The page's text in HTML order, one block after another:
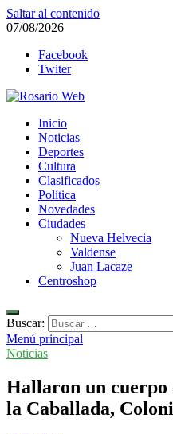
Saltar al contenido
07/08/2026
Facebook
Twiter
Rosario Web
Todas la noticias de Rosario y la
Inicio
Noticias
Deportes
Cultura
Clasificados
Política
Novedades
Ciudades
Nueva Helvecia
Valdense
Juan Lacaze
Centroshop
Buscar:
Menú principal
Noticias
Hallaron un cuerpo
la Caballada,